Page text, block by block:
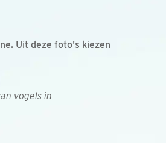
Uit deze foto's kiezen
vogels in